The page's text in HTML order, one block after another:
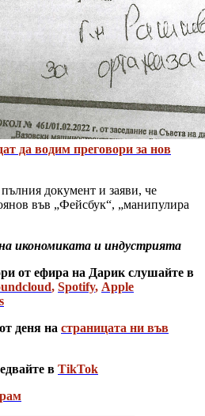
да водим преговори за нов
документ и заяви, че
във „Фейсбук“, „манипулира
икономиката и индустрията
от ефира на Дарик слушайте в
, Spotify, Apple
деня на страницата ни във
в TikTok